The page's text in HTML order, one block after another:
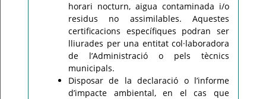
horari nocturn, aigua contaminada i/o
residus no assimilables. Aquestes
certificacions específiques podran ser
lliurades per una entitat col·laboradora
de l’Administració o pels tècnics
municipals.
Disposar de la declaració o l’informe
d’impacte ambiental, en el cas que